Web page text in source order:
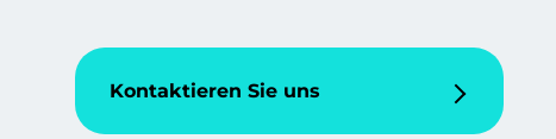
Kontaktieren Sie uns